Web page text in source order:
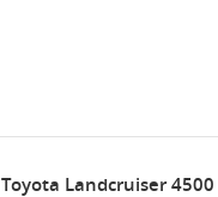
Toyota Landcruiser 4500